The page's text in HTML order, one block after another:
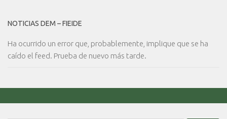
NOTICIAS DEM – FIEIDE
Ha ocurrido un error que, probablemente, implique que se ha
caído el feed. Prueba de nuevo más tarde.